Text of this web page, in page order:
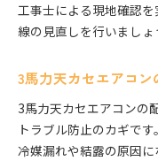
工事士による現地確認
線の見直しを行いましょ
3馬力天カセエアコ
3馬力天カセエアコンの
トラブル防止のカギで
冷媒漏れや結露の原因